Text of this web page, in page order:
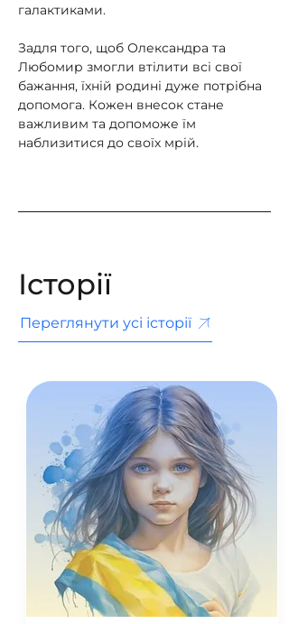
галактиками.
Задля того, щоб Олександра та
Любомир змогли втілити всі свої
бажання, їхній родині дуже потрібна
допомога. Кожен внесок стане
важливим та допоможе їм
наблизитися до своїх мрій.
Історії
Переглянути усі історії